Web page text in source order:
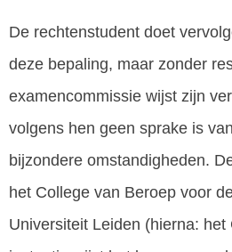
De rechtenstudent doet
deze bepaling, maar zonder
examencommissie wijst zijn
volgens hen geen sprake is
bijzondere omstandigheden.
het College van Beroep voor
Universiteit Leiden (hierna: het